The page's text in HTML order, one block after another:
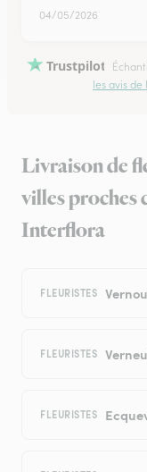
04/05/2026
Trustpilot
les avis
Livraison de
villes proches
Interflora
FLEURISTES
FLEURISTES
FLEURISTES